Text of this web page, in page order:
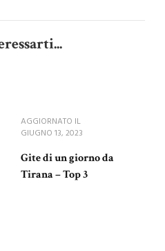
AGGIORNATO IL
GIUGNO 13, 2023
Gite di un giorno da
Tirana – Top 3